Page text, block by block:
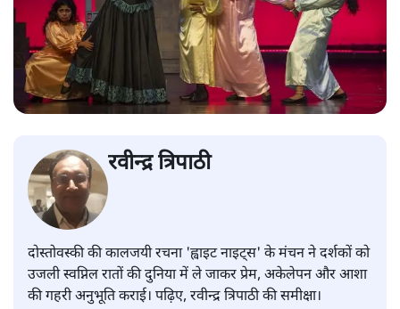
रवीन्द्र त्रिपाठी
दोस्तोवस्की की कालजयी रचना 'ह्वाइट नाइट्स' के मंचन ने दर्शकों को
उजली स्वप्निल रातों की दुनिया में ले जाकर प्रेम, अकेलेपन और आशा
की गहरी अनुभूति कराई। पढ़िए, रवीन्द्र त्रिपाठी की समीक्षा।